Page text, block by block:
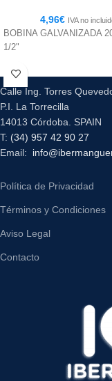
4,96€ IVA no
BOBINA GALVANIZADA
1/2"
Calle Ing. Torres
P.I. La Torrecilla
14013 Córdoba. SPAIN
T: (34) 957 42 90 27
Email:
Política de Privacidad
Términos y Condiciones
Aviso Legal
Contacto